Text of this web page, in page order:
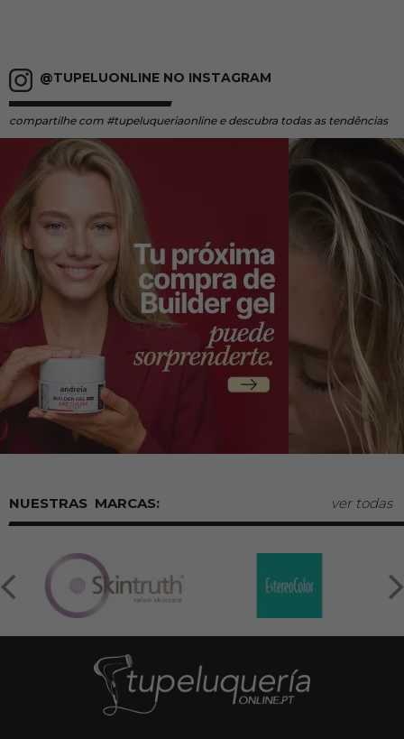
@TUPELUONLINE NO INSTAGRAM
compartilhe com #tupeluqueriaonline e descubra todas as tendências
MARCAS: ver todas